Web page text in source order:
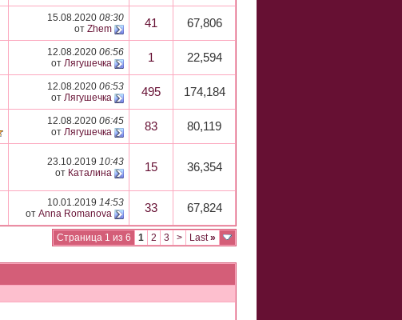
15.08.2020 08:30
от Zhem 41 67,806
12.08.2020 06:56
от Лягушечка 1 22,594
12.08.2020 06:53
от Лягушечка 495 174,184
12.08.2020 06:45
от Лягушечка 83 80,119
23.10.2019 10:43
от Каталина 15 36,354
10.01.2019 14:53
от Anna Romanova 33 67,824
Страница 1 из 6 1 2 3 > Last»